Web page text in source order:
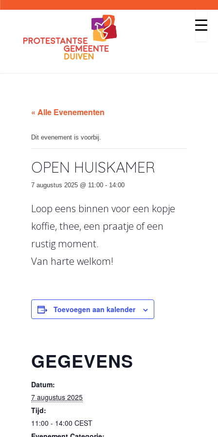
« Alle Evenementen
Dit evenement is voorbij.
OPEN HUISKAMER
7 augustus 2025 @ 11:00 - 14:00
Loop eens binnen voor een kopje
koffie, thee, een praatje of een
rustig moment.
Van harte welkom!
Toevoegen aan kalender
GEGEVENS
Datum:
7 augustus 2025
Tijd:
11:00 - 14:00 CEST